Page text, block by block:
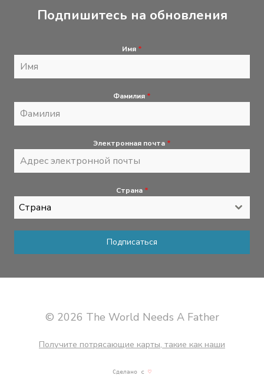
Подпишитесь на обновления
Имя *
Фамилия *
Электронная почта *
Страна *
Страна
Подписаться
© 2026 The World Needs A Father
Получите потрясающие карты, такие как наши
Сделано с ♡